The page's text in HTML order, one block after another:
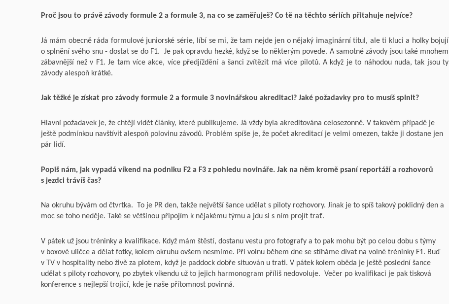
Proč jsou to právě závody formule 2 a formule 3, na co se zaměřuješ? Co tě na těchto sériích přitahuje nejvíce?
Já mám obecně ráda formulové juniorské série, líbí se mi, že tam nejde jen o nějaký imaginární titul, ale ti kluci a holky bojují
o splnění svého snu - dostat se do F1. Je pak opravdu hezké, když se to některým povede. A samotné závody jsou také mnohem
zábavnější než v F1. Je tam více akce, více předjíždění a šanci zvítězit má více pilotů. A když je to náhodou nuda, tak jsou ty
závody alespoň krátké.
Jak těžké je získat pro závody formule 2 a formule 3 novinářskou akreditaci? Jaké požadavky pro to musíš splnit?
Hlavní požadavek je, že chtějí vidět články, které publikujeme. Já vždy byla akreditována celosezonně. V takovém případě je
ještě podmínkou navštívit alespoň polovinu závodů. Problém spíše je, že počet akreditací je velmi omezen, takže ji dostane jen
pár lidí.
Popiš nám, jak vypadá víkend na podniku F2 a F3 z pohledu novináře. Jak na něm kromě psaní reportáží a rozhovorů
s jezdci trávíš čas?
Na okruhu bývám od čtvrtka. To je PR den, takže největší šance udělat s piloty rozhovory. Jinak je to spíš takový poklidný den a
moc se toho neděje. Také se většinou připojím k nějakému týmu a jdu si s ním projít trať.
V pátek už jsou tréninky a kvalifikace. Když mám štěstí, dostanu vestu pro fotografy a to pak mohu být po celou dobu s týmy
v boxové uličce a dělat fotky, kolem okruhu ovšem nesmíme. Při volnu během dne se stíháme dívat na volné tréninky F1. Buď
v TV v hospitality nebo živě za plotem, když je paddock dobře situován u trati. V pátek kolem oběda je ještě poslední šance
udělat s piloty rozhovory, po zbytek víkendu už to jejich harmonogram příliš nedovoluje. Večer po kvalifikaci je pak tisková
konference s nejlepší trojicí, kde je naše přítomnost povinná.